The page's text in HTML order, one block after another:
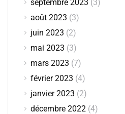
septembre 2023 (3)
août 2023 (3)
juin 2023 (2)
mai 2023 (3)
mars 2023 (7)
février 2023 (4)
janvier 2023 (2)
décembre 2022 (4)